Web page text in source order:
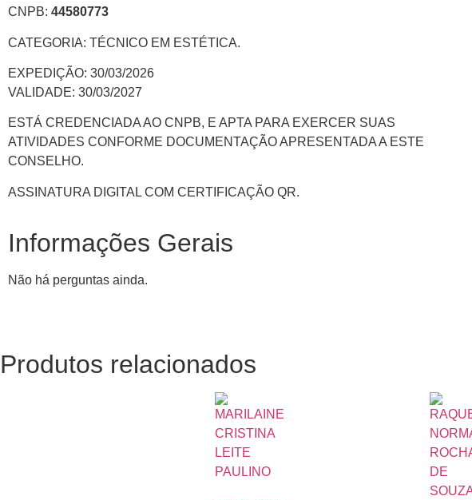
CNPB: 44580773
CATEGORIA: TÉCNICO EM ESTÉTICA.
EXPEDIÇÃO: 30/03/2026
VALIDADE: 30/03/2027
ESTÁ CREDENCIADA AO CNPB, E APTA PARA EXERCER SUAS
ATIVIDADES CONFORME DOCUMENTAÇÃO APRESENTADA A ESTE
CONSELHO.
ASSINATURA DIGITAL COM CERTIFICAÇÃO QR.
Informações Gerais
Não há perguntas ainda.
Produtos relacionados